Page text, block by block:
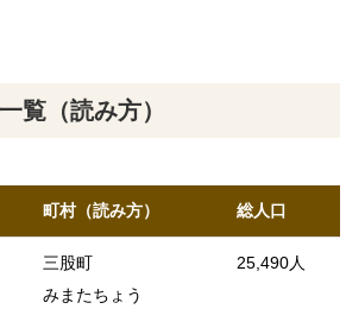
覧（読み方）
町村（読み方） 総人口
三股町
みまたちょう
25,490人